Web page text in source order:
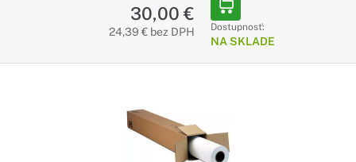
30,00 €
24,39 € bez DPH Dostupnosť:
NA SKLADE